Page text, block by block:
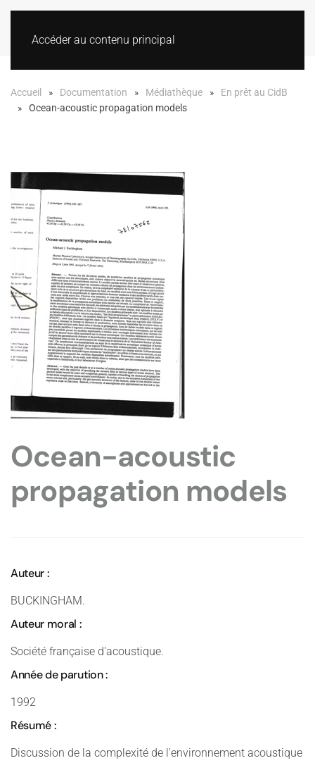
Accéder au contenu principal
Accueil Documentation Médiathèque
En prêt au CidB
Ocean-acoustic propagation models
Ocean-acoustic
propagation models
Auteur :
BUCKINGHAM.
Auteur moral :
Société française d'acoustique.
Année de parution :
1992
Résumé :
Discussion de la complexité de l'environnement acoustique